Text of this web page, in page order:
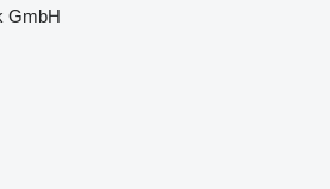
GmbH